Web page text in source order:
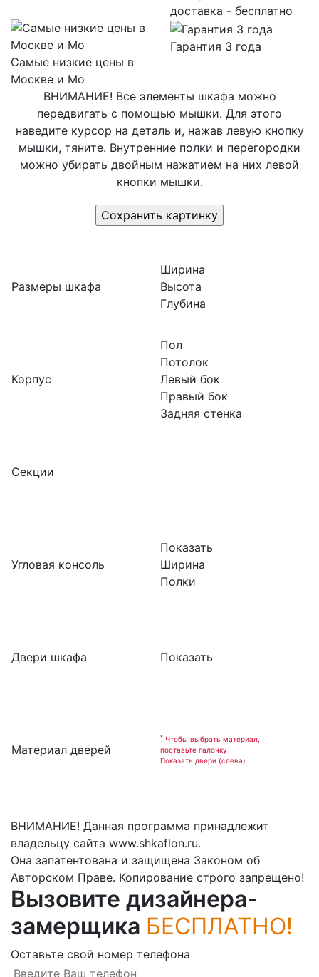
доставка - бесплатно
Самые низкие цены в
Москве и Мо
Гарантия 3 года
ВНИМАНИЕ! Все элементы шкафа можно
передвигать с помощью мышки. Для этого
наведите курсор на деталь и, нажав левую кнопку
мышки, тяните. Внутренние полки и перегородки
можно убирать двойным нажатием на них левой
кнопки мышки.
Размеры шкафа
Корпус
Секции
Угловая консоль
Двери шкафа
Материал дверей
Ширина
Высота
Глубина
Пол
Потолок
Левый бок
Правый бок
Задняя стенка
Показать
Ширина
Полки
Показать
* Чтобы выбрать материал,
поставьте галочку
Показать двери (слева)
ВНИМАНИЕ! Данная программа принадлежит
владельцу сайта www.shkaflon.ru.
Она запатентована и защищена Законом об
Авторском Праве. Копирование строго запрещено!
Вызовите дизайнера-
замерщика БЕСПЛАТНО!
Оставьте свой номер телефона